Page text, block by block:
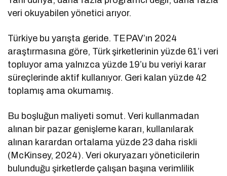
veri okuyabilen yönetici arıyor.
Türkiye bu yarışta geride. TEPAV’ın 2024
araştırmasına göre, Türk şirketlerinin yüzde 61’i veri
topluyor ama yalnızca yüzde 19’u bu veriyi karar
süreçlerinde aktif kullanıyor. Geri kalan yüzde 42
toplamış ama okumamış.
Bu boşluğun maliyeti somut. Veri kullanmadan
alınan bir pazar genişleme kararı, kullanılarak
alınan karardan ortalama yüzde 23 daha riskli
(McKinsey, 2024). Veri okuryazarı yöneticilerin
bulunduğu şirketlerde çalışan başına verimlilik